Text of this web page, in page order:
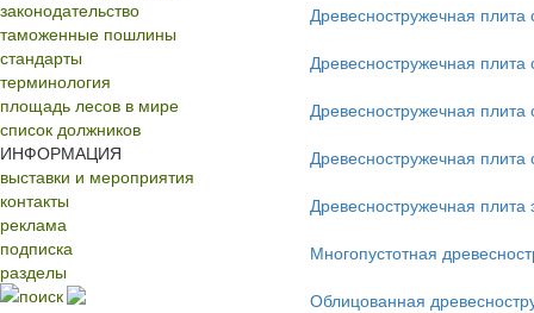
законодательство
таможенные пошлины
стандарты
терминология
площадь лесов в мире
список должников
ИНФОРМАЦИЯ
выставки и мероприятия
контакты
реклама
подписка
разделы
поиск
Древесностружечная
Древесностружечная плита
Древесностружечная
Древесностружечная
Древесностружечная плита
Многопустотная
Облицованная